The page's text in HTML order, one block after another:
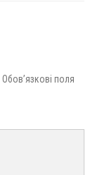
Обов’язкові поля